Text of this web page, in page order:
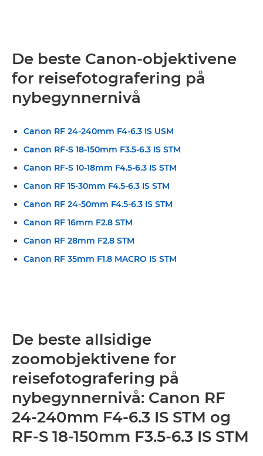
De beste Canon-objektivene
for reisefotografering på
nybegynnernivå
Canon RF 24-240mm F4-6.3 IS USM
Canon RF-S 18-150mm F3.5-6.3 IS STM
Canon RF-S 10-18mm F4.5-6.3 IS STM
Canon RF 15-30mm F4.5-6.3 IS STM
Canon RF 24-50mm F4.5-6.3 IS STM
Canon RF 16mm F2.8 STM
Canon RF 28mm F2.8 STM
Canon RF 35mm F1.8 MACRO IS STM
De beste allsidige
zoomobjektivene for
reisefotografering på
nybegynnernivå: Canon RF
24-240mm F4-6.3 IS STM og
RF-S 18-150mm F3.5-6.3 IS STM